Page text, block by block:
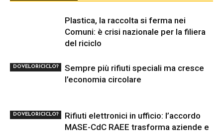
DOVELORICICLO?
Plastica, la raccolta si ferma nei
Comuni: è crisi nazionale per la filiera
del riciclo
DOVELORICICLO?
Sempre più rifiuti speciali ma cresce
l’economia circolare
Rifiuti elettronici in ufficio: l’accordo
MASE-CdC RAEE trasforma aziende e